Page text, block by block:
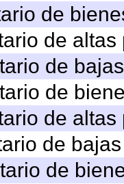
de
de
de
de
de
de
de